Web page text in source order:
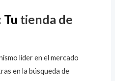
Tu tienda de
líder en el mercado
en la búsqueda de